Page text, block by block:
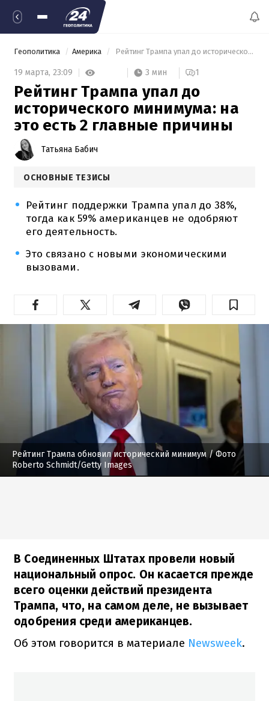
Геополитика Америка Рейтинг Трампа упал до исторического минимума: на это есть 2 главные причины
19 марта, 23:09 3 мин 1
Рейтинг Трампа упал до
исторического минимума: на
это есть 2 главные причины
Татьяна Бабич
ОСНОВНЫЕ ТЕЗИСЫ
Рейтинг поддержки Трампа упал до 38%,
тогда как 59% американцев не одобряют
его деятельность.
Это связано с новыми экономическими
вызовами.
Рейтинг Трампа обновил исторический минимум / Фото
Roberto Schmidt/Getty Images
В Соединенных Штатах провели новый
национальный опрос. Он касается прежде
всего оценки действий президента
Трампа, что, на самом деле, не вызывает
одобрения среди американцев.
Об этом говорится в материале Newsweek.